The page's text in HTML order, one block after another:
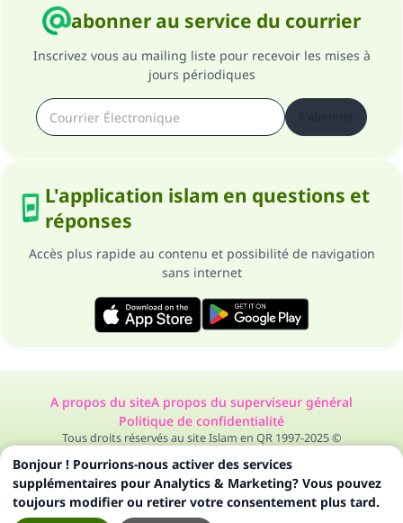
abonner au service du courrier
Inscrivez vous au mailing liste pour recevoir les mises à
jours périodiques
L'application islam en questions et
réponses
Accès plus rapide au contenu et possibilité de navigation
sans internet
A propos du siteA propos du superviseur général
Politique de confidentialité
Tous droits réservés au site Islam en QR 1997-2025 ©
Bonjour ! Pourrions-nous activer des services
supplémentaires pour Analytics & Marketing? Vous pouvez
toujours modifier ou retirer votre consentement plus tard.